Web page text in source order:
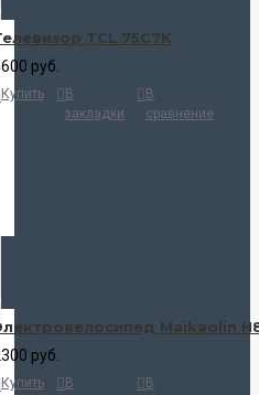
TCL 75C7K
руб.
Купить
В
закладки
В
сравнение
Maikaolin
руб.
Купить В В